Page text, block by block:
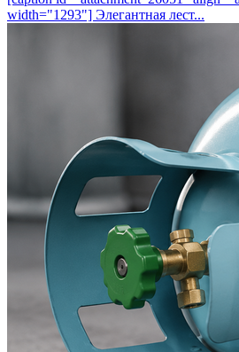
width="1293"] Элегантная лест...